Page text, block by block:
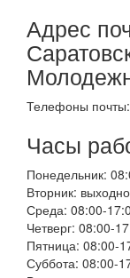
Адрес
Телефоны
Часы
Понедельник:
Вторник:
Среда: 08:00-
Четверг: 08:00-
Пятница: 08:00-
Суббота: 08:00-